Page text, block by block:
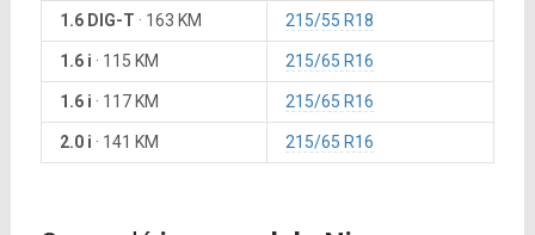
1.6 DIG-T · 163 KM 215/55 R18
1.6 i · 115 KM 215/65 R16
1.6 i · 117 KM 215/65 R16
2.0 i · 141 KM 215/65 R16